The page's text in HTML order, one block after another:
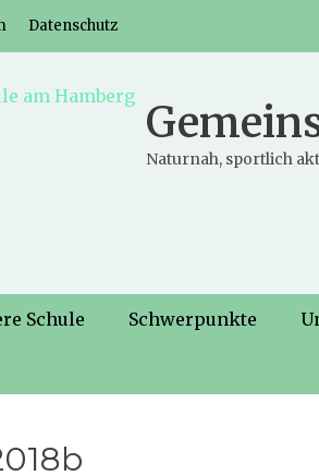
Datenschutz
Naturnah, sportlich
Schule Schwerpunkte